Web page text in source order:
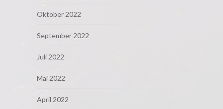
Oktober 2022
September 2022
Juli 2022
Mai 2022
April 2022